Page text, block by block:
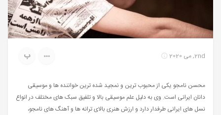
2nd, می 2020 ب
محسن نامجو یکی از محبوب ترین و نمجید شده ترین خواننده ها و موسیقی
دانان ایرانی است. وی به دلیل علم موسیقی بالا و تلفیق سبک های مختلف در انواع
نسل های ایرانی طرفدار دارد و ارزش هنری بالای ترانه ها و آهنگ های نامجو،